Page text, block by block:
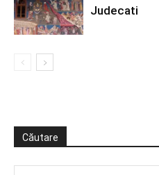
Judecati
Căutare